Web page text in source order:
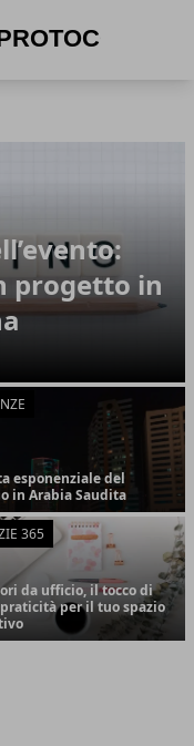
progetto in
esponenziale del
in Arabia Saudita
365
da ufficio, il tocco di
per il tuo spazio